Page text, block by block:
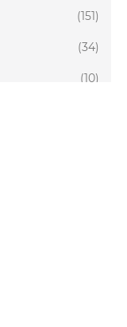
(151)
(34)
(10)